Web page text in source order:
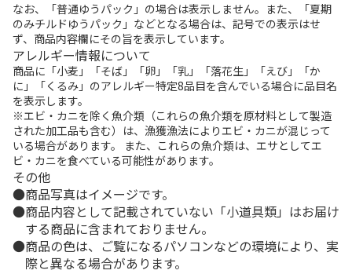
なお、「普通ゆうパック」の場合は表示しません。また、「夏期
のみチルドゆうパック」などとなる場合は、記号での表示はせ
ず、商品内容欄にその旨を表示しています。
アレルギー情報について
商品に「小麦」「そば」「卵」「乳」「落花生」「えび」「か
に」「くるみ」のアレルギー特定8品目を含んでいる場合に品目名
を表示します。
※エビ・カニを除く魚介類（これらの魚介類を原材料として製造
された加工品も含む）は、漁獲漁法によりエビ・カニが混じって
いる場合があります。 また、これらの魚介類は、エサとしてエ
ビ・カニを食べている可能性があります。
その他
商品写真はイメージです。
商品内容として記載されていない「小道具類」はお届け
する商品に含まれておりません。
商品の色は、ご覧になるパソコンなどの環境により、実
際と異なる場合があります。